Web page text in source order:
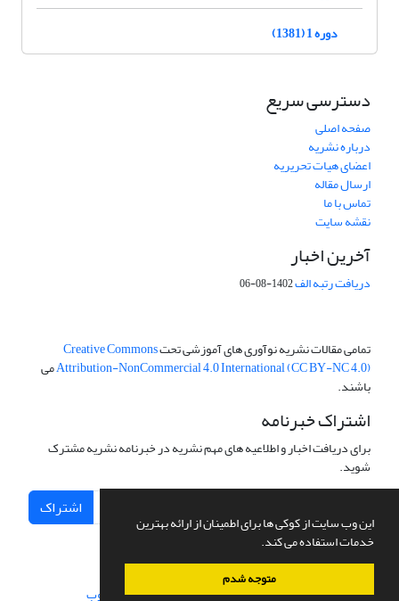
این وب سایت از کوکی ها برای اطمینان از ارائه بهترین
خدمات استفاده می کند.
متوجه شدم
دوره 1 (1381)
دسترسی سریع
صفحه اصلی
درباره نشریه
اعضای هیات تحریریه
ارسال مقاله
تماس با ما
نقشه سایت
آخرین اخبار
دریافت رتبه الف1402-08-06
تمامی مقالات نشریه نوآوری های آموزشی تحتCreative Commons
Attribution-NonCommercial 4.0 International (CC BY-NC 4.0)می
باشند.
اشتراک خبرنامه
برای دریافت اخبار و اطلاعیه های مهم نشریه در خبرنامه نشریه مشترک
شوید.
اشتراک
سامانه مدیریت نشریات علمی.طراحی و پیاده سازی از سیناوب